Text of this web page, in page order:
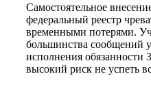
Самостоятельное
федеральный реестр
временными потерями.
большинства сообщений
исполнения обязанности
высокий риск не успеть